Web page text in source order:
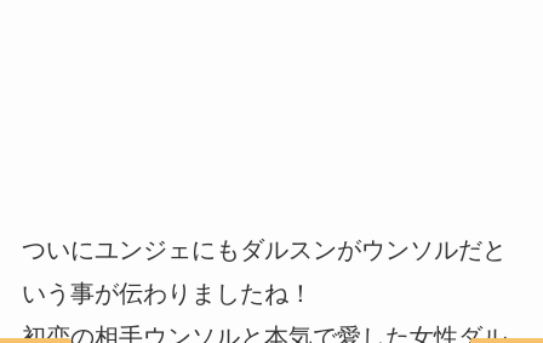
ついにユンジェにもダルスンがウンソルだと
いう事が伝わりましたね！
初恋の相手ウンソルと本気で愛した女性ダル